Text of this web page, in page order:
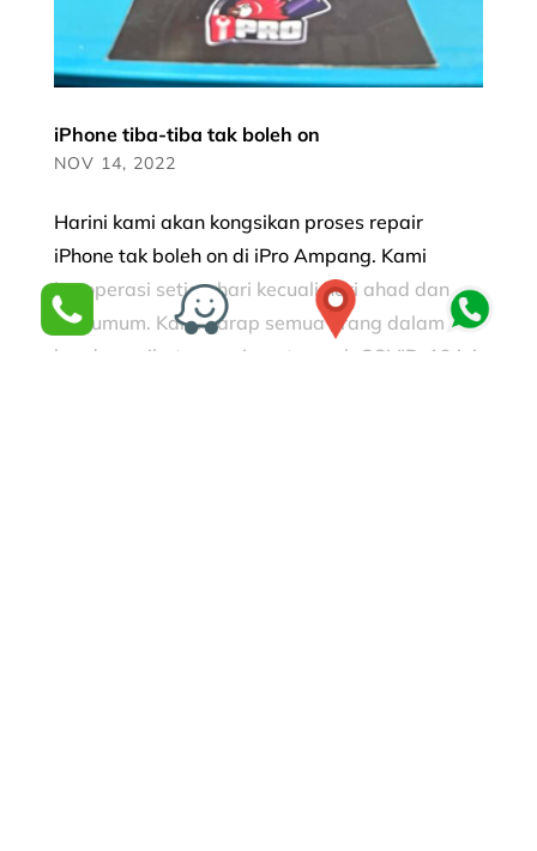
iPhone tiba-tiba tak boleh on
NOV 14, 2022
Harini kami akan kongsikan proses repair
iPhone tak boleh on di iPro Ampang. Kami
beroperasi setiap hari kecuali hari ahad dan
cuti umum. Kami harap semua orang dalam
keadaan sihat sepanjang tempoh COVID-19 ini.